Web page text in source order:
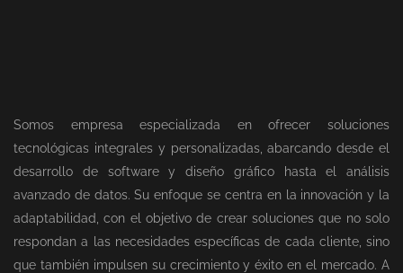
Somos empresa especializada en ofrecer soluciones
tecnológicas integrales y personalizadas, abarcando desde el
desarrollo de software y diseño gráfico hasta el análisis
avanzado de datos. Su enfoque se centra en la innovación y la
adaptabilidad, con el objetivo de crear soluciones que no solo
respondan a las necesidades específicas de cada cliente, sino
que también impulsen su crecimiento y éxito en el mercado. A